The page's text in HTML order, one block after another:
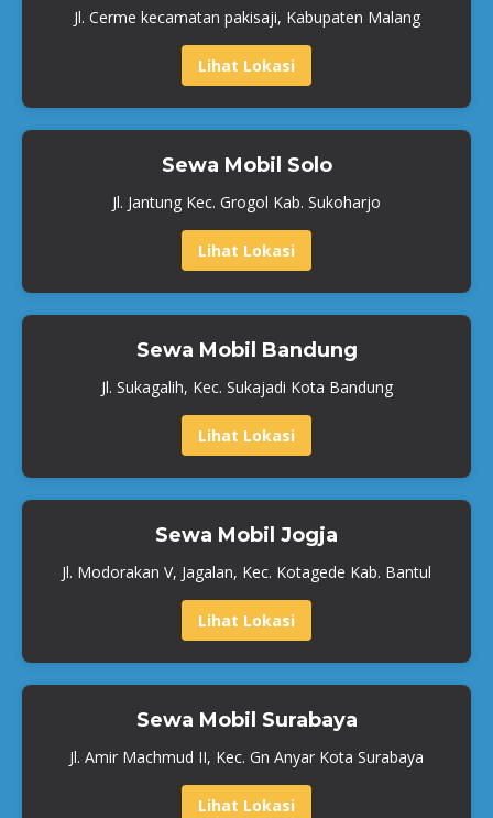
Jl. Cerme kecamatan pakisaji, Kabupaten Malang
Lihat Lokasi
Sewa Mobil Solo
Jl. Jantung Kec. Grogol Kab. Sukoharjo
Lihat Lokasi
Sewa Mobil Bandung
Jl. Sukagalih, Kec. Sukajadi Kota Bandung
Lihat Lokasi
Sewa Mobil Jogja
Jl. Modorakan V, Jagalan, Kec. Kotagede Kab. Bantul
Lihat Lokasi
Sewa Mobil Surabaya
Jl. Amir Machmud II, Kec. Gn Anyar Kota Surabaya
Lihat Lokasi